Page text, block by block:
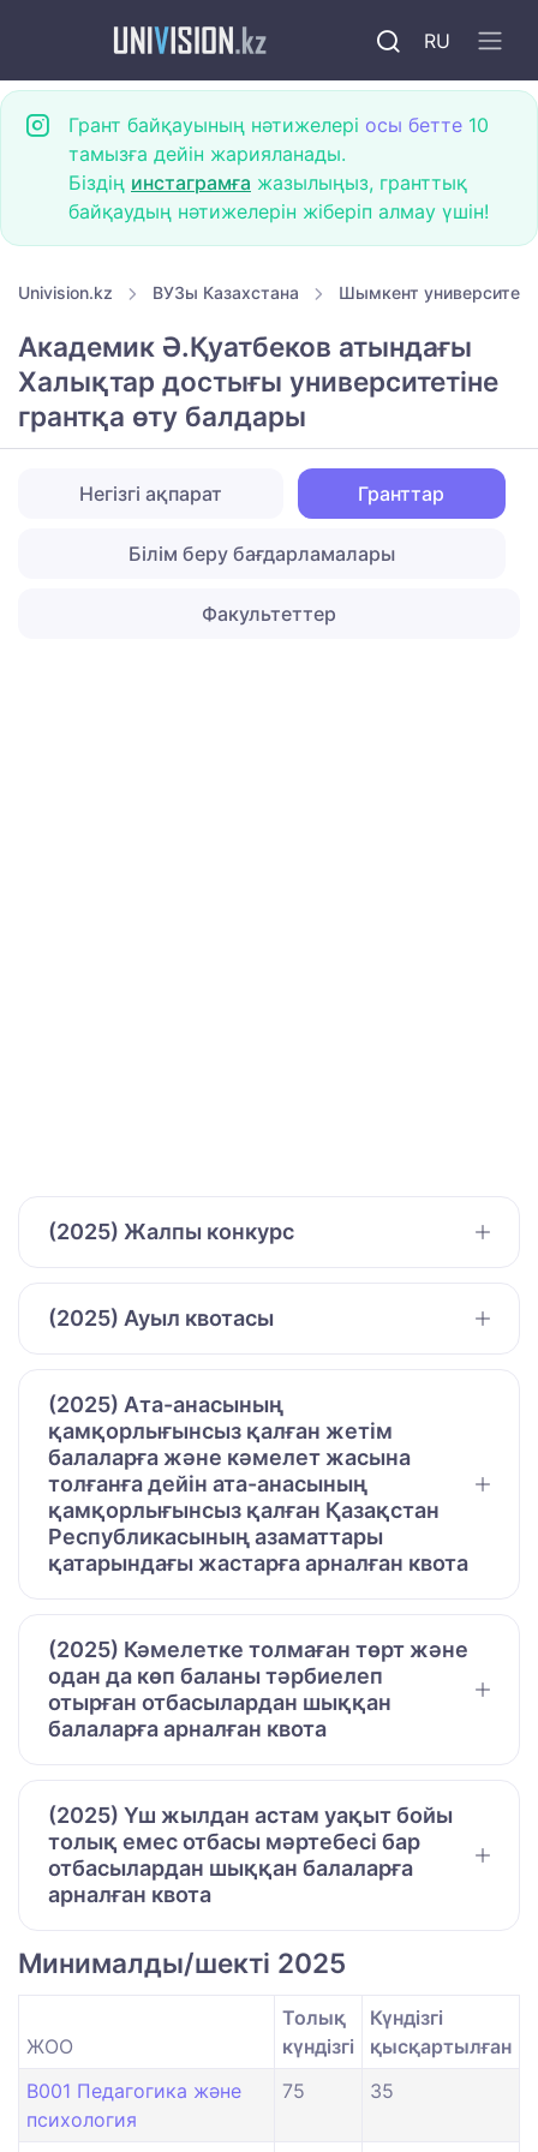
RU
Грант байқауының нәтижелері осы бетте 10
тамызға дейін жарияланады.
Біздің инстаграмға жазылыңыз, гранттық
байқаудың нәтижелерін жіберіп алмау үшін!
Univision.kz ВУЗы Казахстана Шымкент
Академик Ә.Қуатбеков атындағы
Халықтар достығы университетіне
грантқа өту балдары
Негізгі ақпарат Гранттар
Білім беру бағдарламалары
Факультеттер
(2025) Жалпы конкурс
(2025) Ауыл квотасы
(2025) Ата-анасының
қамқорлығынсыз қалған жетім
балаларға және кәмелет жасына
толғанға дейін ата-анасының
қамқорлығынсыз қалған Қазақстан
Республикасының азаматтары
қатарындағы жастарға арналған квота
(2025) Кәмелетке толмаған төрт және
одан да көп баланы тәрбиелеп
отырған отбасылардан шыққан
балаларға арналған квота
(2025) Үш жылдан астам уақыт бойы
толық емес отбасы мәртебесі бар
отбасылардан шыққан балаларға
арналған квота
Минималды/шекті 2025
ЖОО
Толық
күндізгі
Күндізгі
қысқартылған
B001 Педагогика және
психология
75 35